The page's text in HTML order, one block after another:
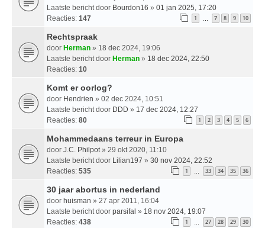
Laatste bericht door Bourdon16 » 01 jan 2025, 17:20
Reacties: 147 1 … 7 8 9 10
Rechtspraak
door Herman » 18 dec 2024, 19:06
Laatste bericht door Herman » 18 dec 2024, 22:50
Reacties: 10
Komt er oorlog?
door Hendrien » 02 dec 2024, 10:51
Laatste bericht door DDD » 17 dec 2024, 12:27
Reacties: 80 1 2 3 4 5 6
Mohammedaans terreur in Europa
door J.C. Philpot » 29 okt 2020, 11:10
Laatste bericht door Lilian197 » 30 nov 2024, 22:52
Reacties: 535 1 … 33 34 35 36
30 jaar abortus in nederland
door huisman » 27 apr 2011, 16:04
Laatste bericht door parsifal » 18 nov 2024, 19:07
Reacties: 438 1 … 27 28 29 30